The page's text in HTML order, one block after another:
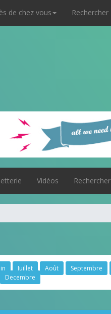
de chez vous Rechercher
Vidéos Rechercher
Juillet Août Septembre
Decembre